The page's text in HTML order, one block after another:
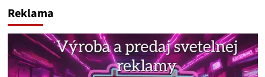
Reklama